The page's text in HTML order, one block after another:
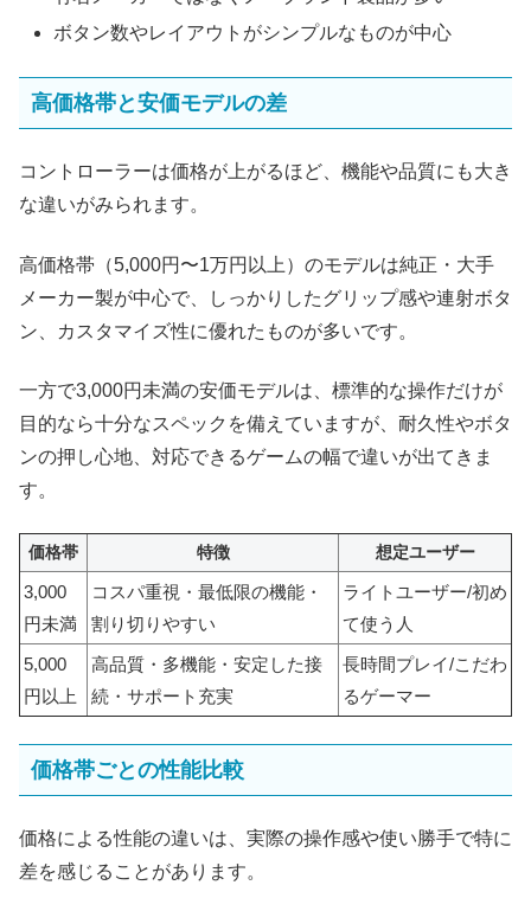
ボタン数やレイアウトがシンプルなものが中心
高価格帯と安価モデルの差
コントローラーは価格が上がるほど、機能や品質にも大き
な違いがみられます。
高価格帯（5,000円〜1万円以上）のモデルは純正・大手
メーカー製が中心で、しっかりしたグリップ感や連射ボタ
ン、カスタマイズ性に優れたものが多いです。
一方で3,000円未満の安価モデルは、標準的な操作だけが
目的なら十分なスペックを備えていますが、耐久性やボタ
ンの押し心地、対応できるゲームの幅で違いが出てきま
す。
価格帯 特徴 想定ユーザー
3,000
円未満
コスパ重視・最低限の機能・
割り切りやすい
ライトユーザー/初め
て使う人
5,000
円以上
高品質・多機能・安定した接
続・サポート充実
長時間プレイ/こだわ
るゲーマー
価格帯ごとの性能比較
価格による性能の違いは、実際の操作感や使い勝手で特に
差を感じることがあります。